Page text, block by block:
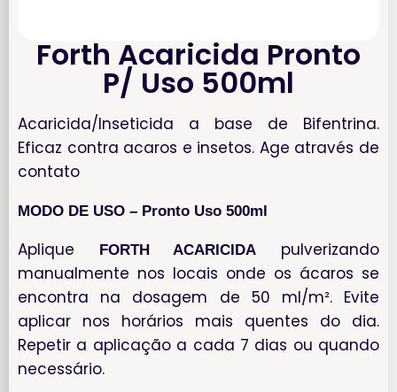
Forth Acaricida Pronto
P/ Uso 500ml
Acaricida/Inseticida a base de Bifentrina.
Eficaz contra acaros e insetos. Age através de
contato
MODO DE USO – Pronto Uso 500ml
Aplique FORTH ACARICIDA
pulverizando
manualmente nos locais onde os ácaros se
encontra na dosagem de 50 ml/m². Evite
aplicar nos horários mais quentes do dia.
Repetir a aplicação a cada 7 dias ou quando
necessário.